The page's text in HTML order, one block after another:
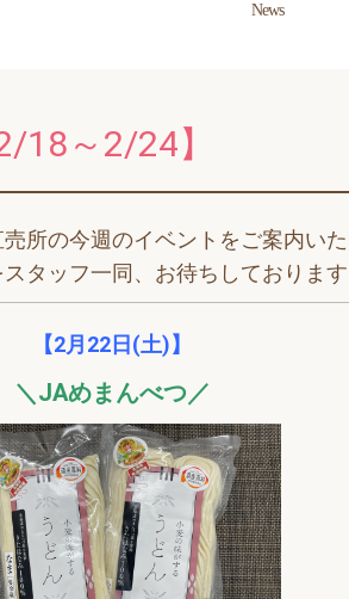
News
18～2/24】
所の今週のイベントをご案内いた
タッフ一同、お待ちしております
【2月22日(土)】
＼JAめまんべつ／